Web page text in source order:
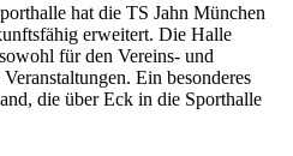
hat die TS Jahn München
erweitert. Die Halle
für den Vereins- und
Ein besonderes
die über Eck in die Sporthalle